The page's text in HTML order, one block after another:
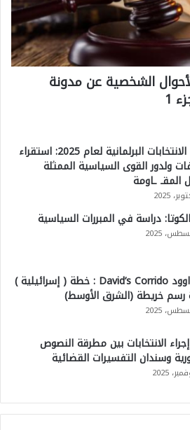
الشخصية عن مدونة
1
خارطة الانتخابات البرلمانية لعام 2025: استقراء
ولدور القوى السياسية الممثلة
المقـ ـاومة
دراسة في المبررات السياسية
ممر داوود David’s Corrido : خطة ( إسرائيلية )
رسم خريطة (الشرق الأوسط)
الانتخابات بين مطرقة النصوص
وسندان التفسيرات القضائية